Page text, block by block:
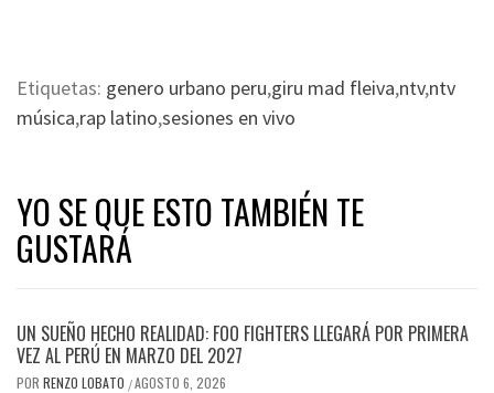
Etiquetas: genero urbano peru,giru mad fleiva,ntv,ntv
música,rap latino,sesiones en vivo
YO SE QUE ESTO TAMBIÉN TE
GUSTARÁ
UN SUEÑO HECHO REALIDAD: FOO FIGHTERS LLEGARÁ POR PRIMERA
VEZ AL PERÚ EN MARZO DEL 2027
POR RENZO LOBATO /AGOSTO 6, 2026